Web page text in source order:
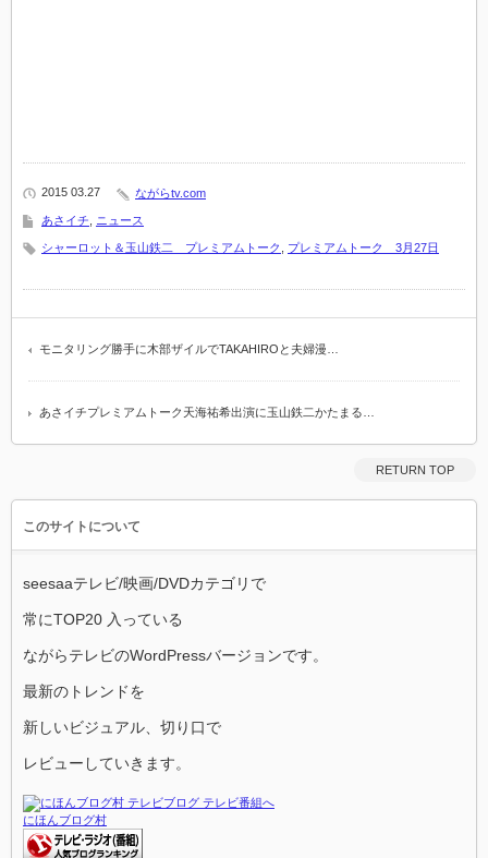
2015 03.27 ながらtv.com
あさイチ ニュース
シャーロット＆玉山鉄二 プレミアムトーク プレミアムトーク 3月27日
モニタリング勝手に木部ザイルでTAKAHIROと夫婦漫…
あさイチプレミアムトーク天海祐希出演に玉山鉄二かたまる…
RETURN TOP
このサイトについて
seesaaテレビ/映画/DVDカテゴリで
常にTOP20 入っている
ながらテレビのWordPressバージョンです。
最新のトレンドを
新しいビジュアル、切り口で
レビューしていきます。
にほんブログ村